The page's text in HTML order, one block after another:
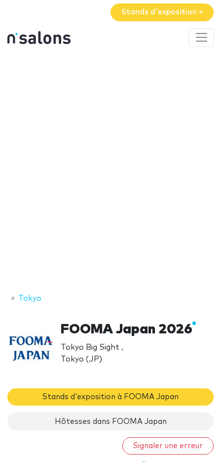
Stands d'exposition »
Tokyo
FOOMA Japan 2026
Tokyo Big Sight ,
Tokyo (JP)
Stands d'exposition à FOOMA Japan
Hôtesses dans FOOMA Japan
Signaler une erreur